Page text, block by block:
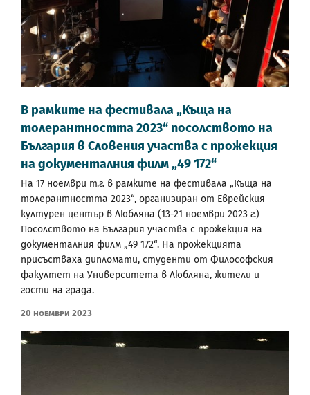
В рамките на фестивала „Къща на
толерантността 2023“ посолството на
България в Словения участва с прожекция
на документалния филм „49 172“
На 17 ноември т.г. в рамките на фестивала „Къща на
толерантността 2023“, организиран от Еврейския
културен център в Любляна (13-21 ноември 2023 г.)
Посолството на България участва с прожекция на
документалния филм „49 172“. На прожекцията
присъстваха дипломати, студенти от Философския
факултет на Университета в Любляна, жители и
гости на града.
20 Ноември 2023